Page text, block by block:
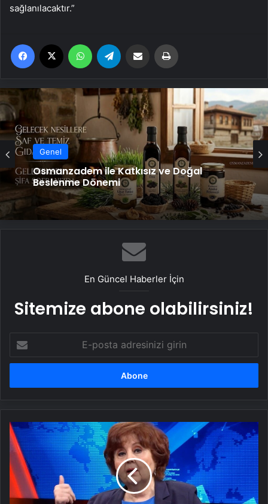
sağlanılacaktır.”
Facebook WhatsApp Email'den paylaş
Genel
Osmanzadem ile Katkısız ve Doğal
Beslenme Dönemi
En Güncel Haberler İçin
Sitemize abone olabilirsiniz!
posta
adresinizi
Ayşenur
Arslan
davasında
yeni
gelişme